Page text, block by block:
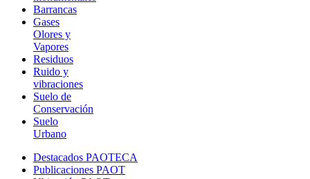
Barrancas
Gases
Olores y
Vapores
Residuos
Ruido y
vibraciones
Suelo de
Conservación
Suelo
Urbano
Destacados PAOTECA
Publicaciones PAOT